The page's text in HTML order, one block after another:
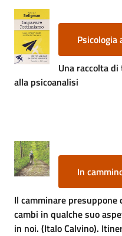
Cerca nei
cataloghi
Chiedi al
Psicologia
Una raccolta
alla psicoanalisi
In
Il camminare presuppone
cambi in qualche suo
in noi. (Italo Calvino).